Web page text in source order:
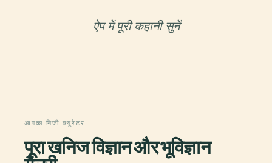
ऐप में पूरी कहानी सुनें
आपका निजी क्यूरेटर
पूरा खनिज विज्ञान और भूविज्ञान